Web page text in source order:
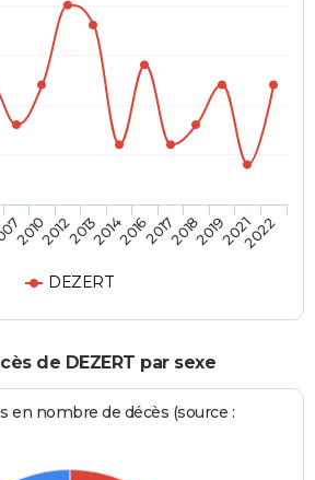
DEZERT
2010201220132014201620172018201920212022
de DEZERT par sexe
en nombre de décès (source :